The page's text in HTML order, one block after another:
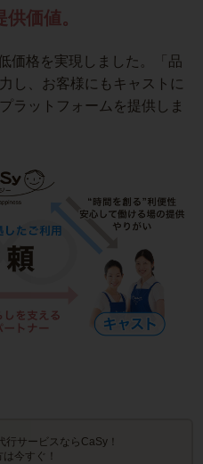
価値。
価格を実現しました。「品
し、お客様にもキャストに
ラットフォームを提供しま
サービスならCaSy！
今すぐ！